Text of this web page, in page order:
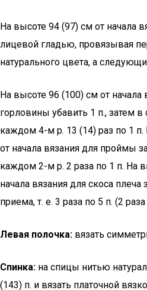
На высоте 94 (97) см от начала
лицевой гладью, провязывая
натурального цвета, а
На высоте 96 (100) см от начала
горловины убавить 1 п., затем
каждом 4-м р. 13 (14) раз по 1
от начала вязания для проймы
каждом 2-м р. 2 раза по 1 п. На
начала вязания для скоса плеча
приема, т. е. 3 раза по 5 п. (2
Левая полочка: вязать
Спинка: на спицы нитью
(143) п. и вязать платочной